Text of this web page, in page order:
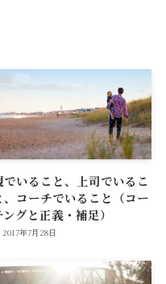
でいること、上司でいるこ
、コーチでいること（コー
ングと正義・補足）
2017年7月28日